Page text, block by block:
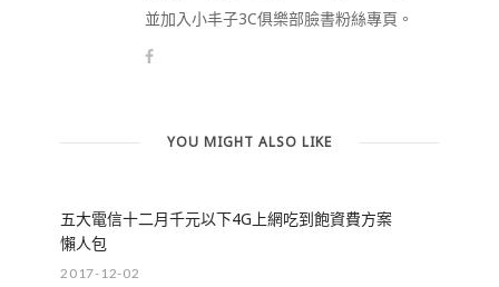
並加入小丰子3C俱樂部臉書粉絲專頁。
YOU MIGHT ALSO LIKE
五大電信十二月千元以下4G上網吃到飽資費方案
懶人包
2017-12-02